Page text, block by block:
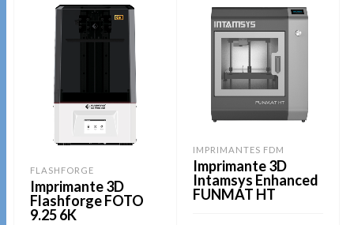
FLASHFORGE
Imprimante 3D
Flashforge FOTO
9.25 6K
IMPRIMANTES FDM
Imprimante 3D
Intamsys Enhanced
FUNMAT HT